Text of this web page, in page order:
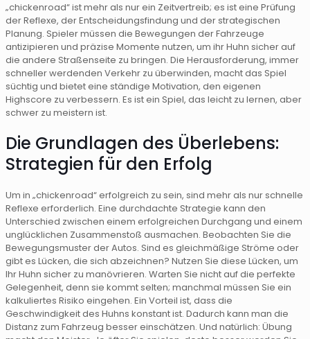
„chickenroad“ ist mehr als nur ein Zeitvertreib; es ist eine Prüfung
der Reflexe, der Entscheidungsfindung und der strategischen
Planung. Spieler müssen die Bewegungen der Fahrzeuge
antizipieren und präzise Momente nutzen, um ihr Huhn sicher auf
die andere Straßenseite zu bringen. Die Herausforderung, immer
schneller werdenden Verkehr zu überwinden, macht das Spiel
süchtig und bietet eine ständige Motivation, den eigenen
Highscore zu verbessern. Es ist ein Spiel, das leicht zu lernen, aber
schwer zu meistern ist.
Die Grundlagen des Überlebens:
Strategien für den Erfolg
Um in „chickenroad“ erfolgreich zu sein, sind mehr als nur schnelle
Reflexe erforderlich. Eine durchdachte Strategie kann den
Unterschied zwischen einem erfolgreichen Durchgang und einem
unglücklichen Zusammenstoß ausmachen. Beobachten Sie die
Bewegungsmuster der Autos. Sind es gleichmäßige Ströme oder
gibt es Lücken, die sich abzeichnen? Nutzen Sie diese Lücken, um
Ihr Huhn sicher zu manövrieren. Warten Sie nicht auf die perfekte
Gelegenheit, denn sie kommt selten; manchmal müssen Sie ein
kalkuliertes Risiko eingehen. Ein Vorteil ist, dass die
Geschwindigkeit des Huhns konstant ist. Dadurch kann man die
Distanz zum Fahrzeug besser einschätzen. Und natürlich: Übung